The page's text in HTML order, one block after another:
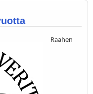
Raahen